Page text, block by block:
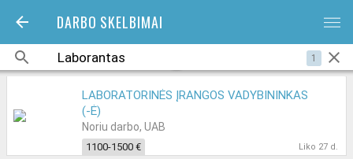
DARBO SKELBIMAI bars
1
LABORATORINĖS ĮRANGOS VADYBININKAS
(-Ė)
Noriu darbo, UAB
1100-1500 € Liko 27 d.